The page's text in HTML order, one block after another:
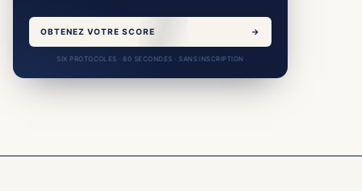
OBTENEZ VOTRE SCORE →
SIX PROTOCOLES · 60 SECONDES · SANS INSCRIPTION